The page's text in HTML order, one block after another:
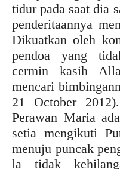
tidur pada saat dia
penderitaannya
Dikuatkan oleh
pendoa yang
cermin kasih
mencari
21 October
Perawan Maria
setia mengikuti
menuju puncak
la tidak